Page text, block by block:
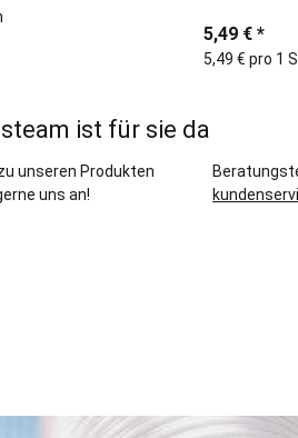
5,49 € *
5,49 € pro 1
ist für sie da
unseren Produkten
uns an!